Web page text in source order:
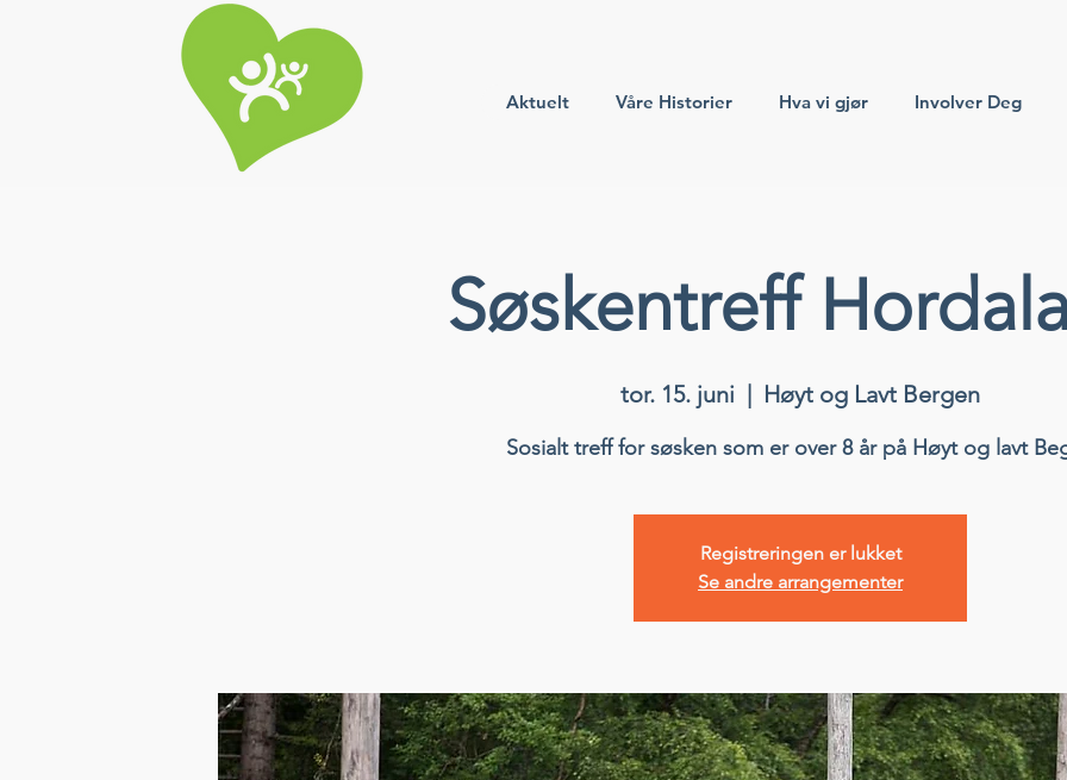
Aktuelt Våre Historier Hva vi gjør Involver Deg
Søskentreff
tor. 15. juni
  |
Høyt og Lavt Bergen
Sosialt treff for søsken som er over 8 år på Høyt og lavt
Registreringen er lukket
Se andre arrangementer